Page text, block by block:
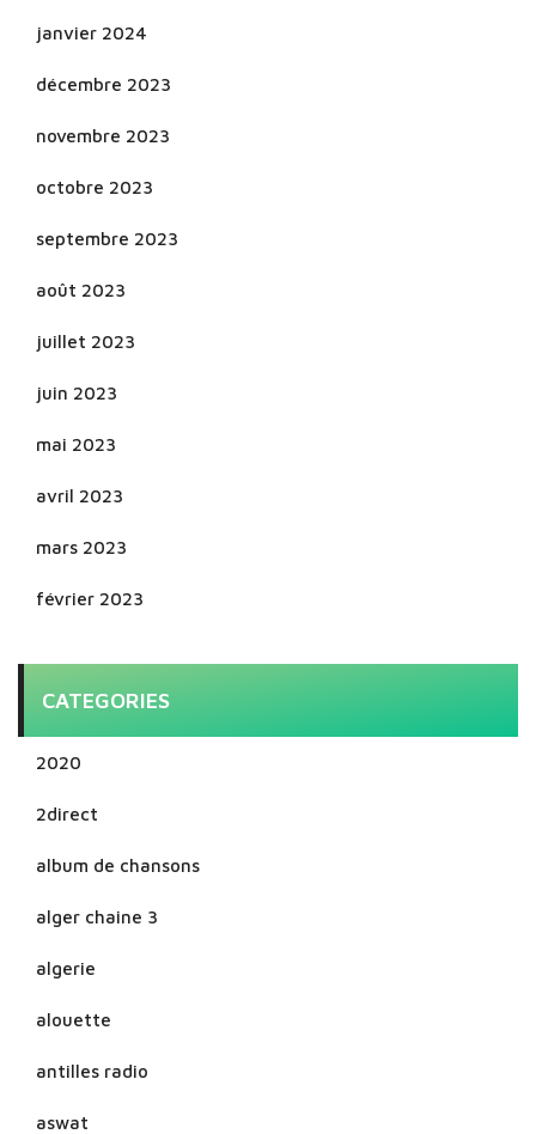
janvier 2024
décembre 2023
novembre 2023
octobre 2023
septembre 2023
août 2023
juillet 2023
juin 2023
mai 2023
avril 2023
mars 2023
février 2023
CATEGORIES
2020
2direct
album de chansons
alger chaine 3
algerie
alouette
antilles radio
aswat